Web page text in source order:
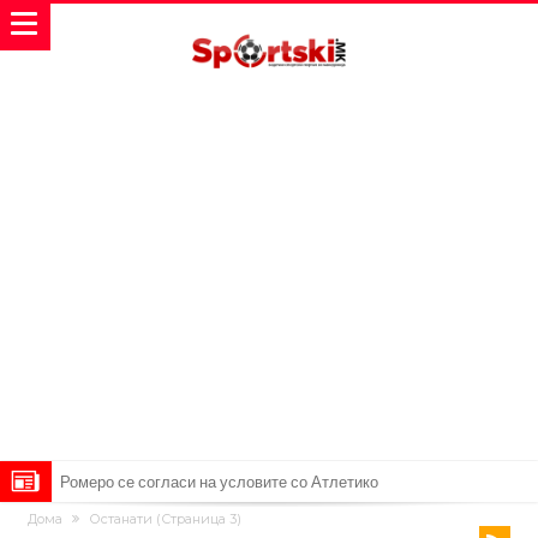
Арсенал со 138 милиони евра тргнува по ѕвездата на Серија А?
Мурињо воведува строга дисциплина во Реал Мадрид: Ова се
Дома Останати (Страница 3)